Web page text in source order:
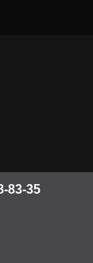
83-35